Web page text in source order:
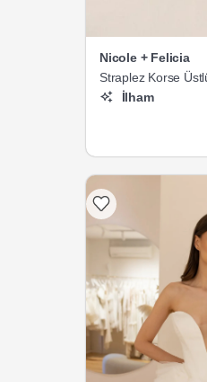
Nicole + Felicia
Straplez Korse
İlham